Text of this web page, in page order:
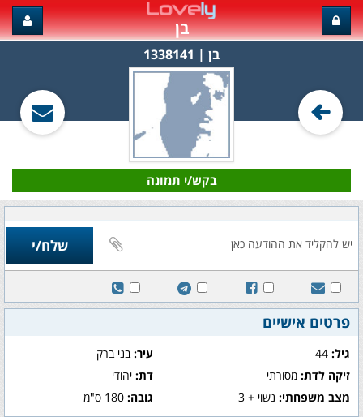
בן
בן‏ | 1338141
בקש/י תמונה
פרטים אישיים
גיל: עיר:בני ברק
זיקה לדת: מסורתי דת:יהודי
מצב משפחתי: נשוי + 3 גובה:180 ס"מ